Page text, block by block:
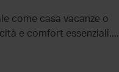
come casa vacanze o
e comfort essenziali....